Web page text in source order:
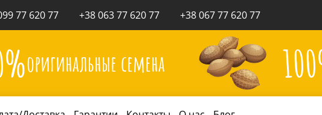
77 620 77 +38 063 77 620 77 +38 067 77 620 77
оригинальные семена